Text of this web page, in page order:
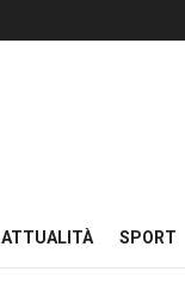
ATTUALITÀ SPORT